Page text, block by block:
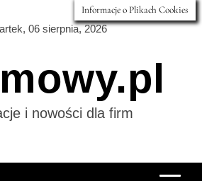
06 sierpnia, 2026
i nowości dla firm
Informacje o Plikach Cookies